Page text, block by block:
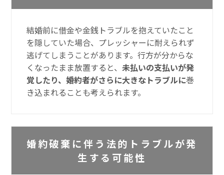
結婚前に借金や金銭トラブルを抱えていたこと
を隠していた場合、プレッシャーに耐えられず
逃げてしまうことがあります。行方が分からな
くなったまま放置すると、未払いの支払いが発
覚したり、婚約者がさらに大きなトラブルに巻
き込まれることも考えられます。
婚約破棄に伴う法的トラブルが発
生する可能性